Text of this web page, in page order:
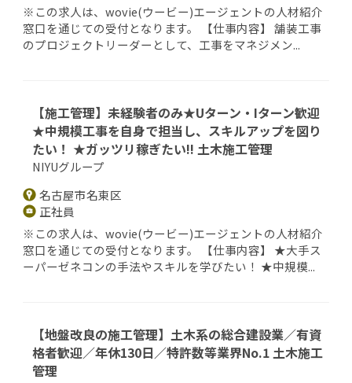
※この求人は、wovie(ウービー)エージェントの人材紹介
窓口を通じての受付となります。 【仕事内容】 舗装工事
のプロジェクトリーダーとして、工事をマネジメン...
【施工管理】未経験者のみ★Uターン・Iターン歓迎
★中規模工事を自身で担当し、スキルアップを図り
たい！ ★ガッツリ稼ぎたい‼ 土木施工管理
NIYUグループ
名古屋市名東区
正社員
※この求人は、wovie(ウービー)エージェントの人材紹介
窓口を通じての受付となります。 【仕事内容】 ★大手ス
ーパーゼネコンの手法やスキルを学びたい！ ★中規模...
【地盤改良の施工管理】土木系の総合建設業／有資
格者歓迎／年休130日／特許数等業界No.1 土木施工
管理